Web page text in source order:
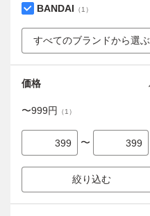
BANDAI （1 ）
すべてのブランドから選ぶ
価格
〜999円 （1 ）
〜
絞り込む